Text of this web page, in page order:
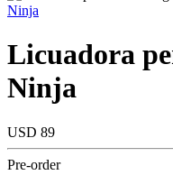
Ninja
Licuadora
Ninja
USD 89
Pre-order